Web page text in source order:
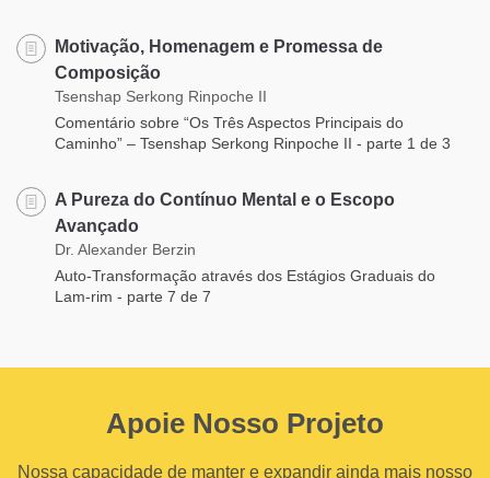
Motivação, Homenagem e Promessa de
Composição
Tsenshap Serkong Rinpoche II
Comentário sobre “Os Três Aspectos Principais do
Caminho” – Tsenshap Serkong Rinpoche II - parte 1 de 3
A Pureza do Contínuo Mental e o Escopo
Avançado
Dr. Alexander Berzin
Auto-Transformação através dos Estágios Graduais do
Lam-rim - parte 7 de 7
Apoie Nosso Projeto
Nossa capacidade de manter e expandir ainda mais nosso